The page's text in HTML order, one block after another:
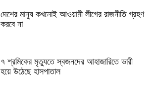
দেশের মানুষ কখনোই আওয়ামী লীগের রাজনীতি গ্রহণ
করবে না
৭ শ্রমিকের মৃত্যুতে স্বজনদের আহাজারিতে ভারী
হয়ে উঠেছে হাসপাতাল